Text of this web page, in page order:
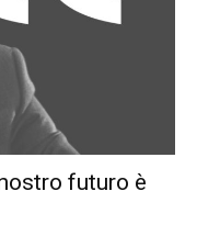
futuro è